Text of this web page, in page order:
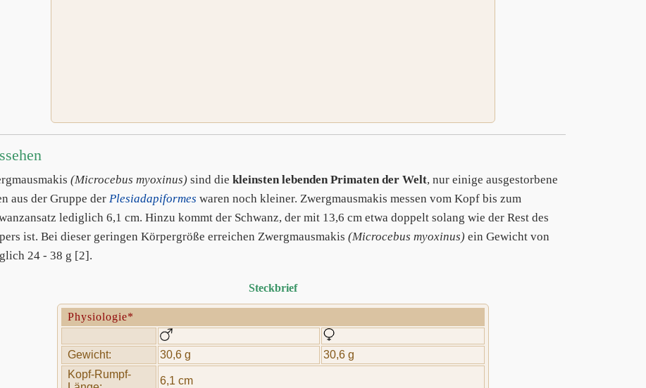
(Microcebus myoxinus) sind die kleinsten lebenden Primaten der Welt, nur einige ausgestorbene
aus der Gruppe der Plesiadapiformes waren noch kleiner. Zwergmausmakis messen vom Kopf bis zum
lediglich 6,1 cm. Hinzu kommt der Schwanz, der mit 13,6 cm etwa doppelt solang wie der Rest des
ist. Bei dieser geringen Körpergröße erreichen Zwergmausmakis (Microcebus myoxinus) ein Gewicht von
24 - 38 g [2].
Steckbrief
Physiologie*
Gewicht: 30,6 g
30,6 g
Kopf-Rumpf-
6,1 cm